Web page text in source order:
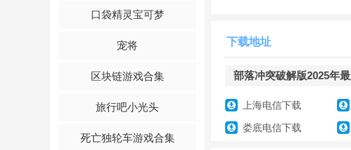
口袋精灵宝可梦
宠将
区块链游戏合集
旅行吧小光头
死亡独轮车游戏合集
3.友谊战、部落友谊战和特别
4.训练部队，不断升级部队。
下载地址
部落冲突破解版2025年
上海电信下载
娄底电信下载